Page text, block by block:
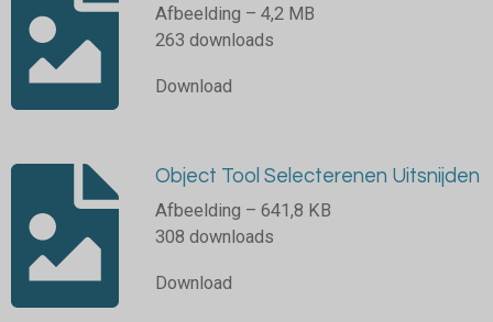
Afbeelding – 4,2 MB
263 downloads
Download
Object Tool Selecterenen Uitsnijden
Afbeelding – 641,8 KB
308 downloads
Download